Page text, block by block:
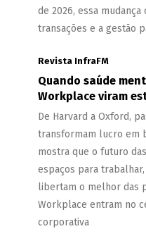
de 2026, essa
transações e a gestão
Revista InfraFM
Quando saúde
Workplace viram
De Harvard a Oxford,
transformam lucro em
mostra que o futuro
espaços para
libertam o melhor das
Workplace entram no
corporativa